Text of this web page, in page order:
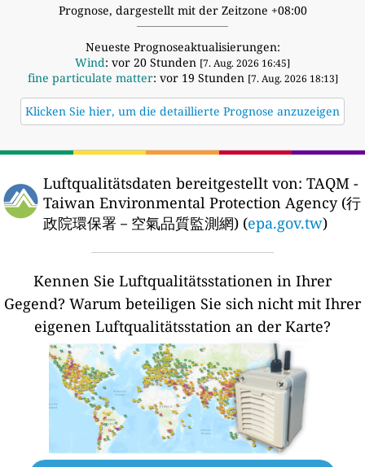
Prognose, dargestellt mit der Zeitzone +08:00
Neueste Prognoseaktualisierungen:
Wind: vor 20 Stunden [7. Aug. 2026 16:45]
fine particulate matter: vor 19 Stunden [7. Aug. 2026 18:13]
Klicken Sie hier, um die detaillierte Prognose anzuzeigen
Luftqualitätsdaten bereitgestellt von: TAQM -
Taiwan Environmental Protection Agency (行
政院環保署－空氣品質監測網) (epa.gov.tw)
Kennen Sie Luftqualitätsstationen in Ihrer
Gegend? Warum beteiligen Sie sich nicht mit Ihrer
eigenen Luftqualitätsstation an der Karte?